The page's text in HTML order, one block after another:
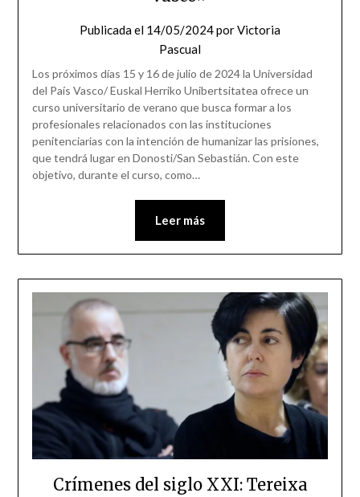
Publicada el 14/05/2024porVictoria
Pascual
Los próximos días 15 y 16 de julio de 2024 la Universidad
del País Vasco/ Euskal Herriko Unibertsitatea ofrece un
curso universitario de verano que busca formar a los
profesionales relacionados con las instituciones
penitenciarias con la intención de humanizar las prisiones,
que tendrá lugar en Donosti/San Sebastián. Con este
objetivo, durante el curso, como…
Leer más
Crímenes del siglo XXI: Tereixa